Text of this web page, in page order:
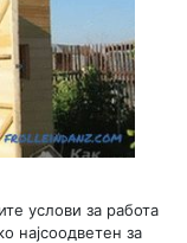
услови за работа
најсоодветен за